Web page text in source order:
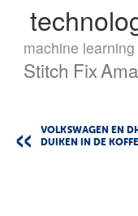
machine learning
Stitch Fix
VOLKSWAGEN EN
DUIKEN IN DE